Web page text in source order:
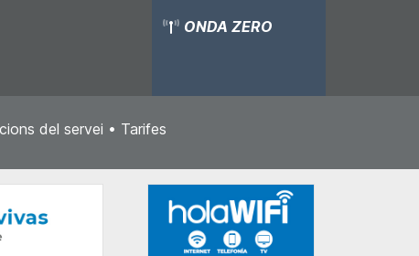
ONDA ZERO
del servei • Tarifes